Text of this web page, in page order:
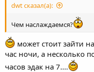
dwt сказал(а):
Чем наслаждаемся?
может стоит зайти
час ночи, а несколько
часов эдак на 7....